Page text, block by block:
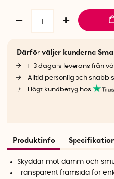
Därför väljer kunderna
1-3 dagars leverans från
Alltid personlig och snabb
Högt kundbetyg hos
Produktinfo
Skyddar mot damm och
Transparent framsida för